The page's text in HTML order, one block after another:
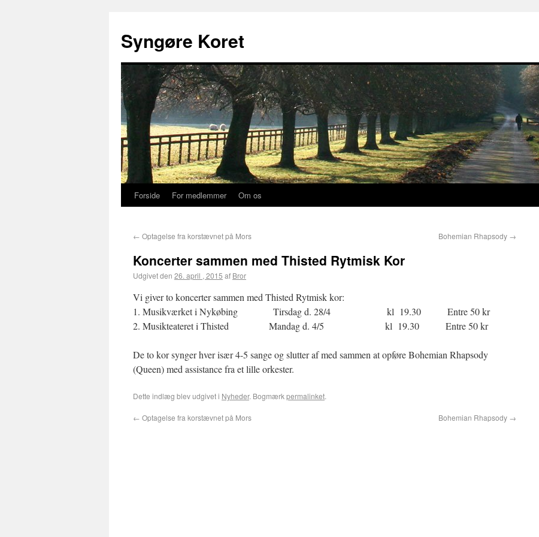
Syngøre Koret
Forside For medlemmer Om os
← Optagelse fra korstævnet på Mors Bohemian Rhapsody →
Koncerter sammen med Thisted Rytmisk Kor
Udgivet den 26. april , 2015 af Bror
Vi giver to koncerter sammen med Thisted Rytmisk kor:
1. Musikværket i Nykøbing Tirsdag d. 28/4 kl 19.30 Entre 50 kr
2. Musikteateret i Thisted Mandag d. 4/5 kl 19.30 Entre 50 kr
De to kor synger hver især 4-5 sange og slutter af med sammen at opføre Bohemian Rhapsody
(Queen) med assistance fra et lille orkester.
Dette indlæg blev udgivet i Nyheder. Bogmærkpermalinket.
← Optagelse fra korstævnet på Mors Bohemian Rhapsody →